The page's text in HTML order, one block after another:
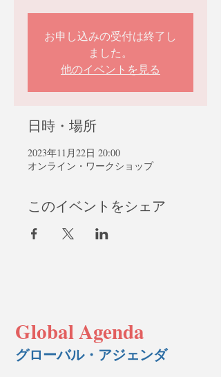
お申し込みの受付は終了し
ました。
他のイベントを見る
日時・場所
2023年11月22日 20:00
オンライン・ワークショップ
このイベントをシェア
Global Agenda
グローバル・アジェンダ